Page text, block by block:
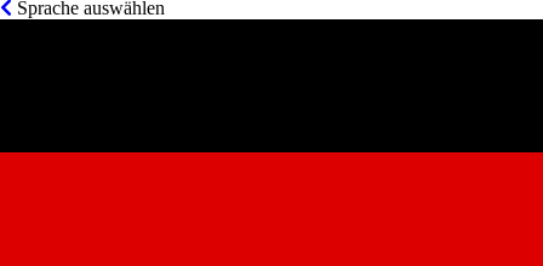
Sprache auswählen